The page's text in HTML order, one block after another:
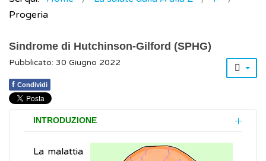
Progeria
Sindrome di Hutchinson-Gilford (SPHG)
Pubblicato: 30 Giugno 2022
f Condividi
INTRODUZIONE
La malattia